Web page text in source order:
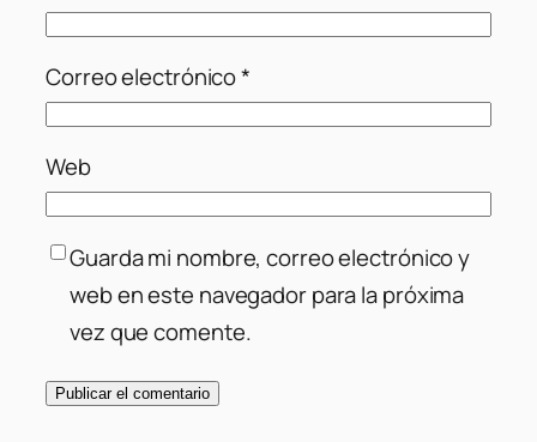
Correo electrónico*
Web
Guarda mi nombre, correo electrónico y
web en este navegador para la próxima
vez que comente.